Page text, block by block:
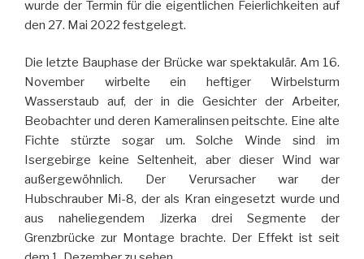
wurde der Termin für die eigentlichen Feierlichkeiten auf
den 27. Mai 2022 festgelegt.
Die letzte Bauphase der Brücke war spektakulär. Am 16.
November wirbelte ein heftiger Wirbelsturm
Wasserstaub auf, der in die Gesichter der Arbeiter,
Beobachter und deren Kameralinsen peitschte. Eine alte
Fichte stürzte sogar um. Solche Winde sind im
Isergebirge keine Seltenheit, aber dieser Wind war
außergewöhnlich. Der Verursacher war der
Hubschrauber Mi-8, der als Kran eingesetzt wurde und
aus naheliegendem Jizerka drei Segmente der
Grenzbrücke zur Montage brachte. Der Effekt ist seit